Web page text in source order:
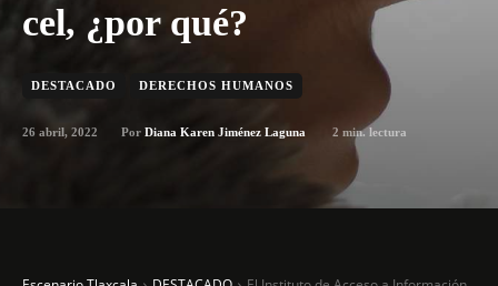
cel, ¿por qué?
DESTACADO DERECHOS HUMANOS
26 abril, 2022 Por Diana Karen Jiménez Laguna 2 min. lectura